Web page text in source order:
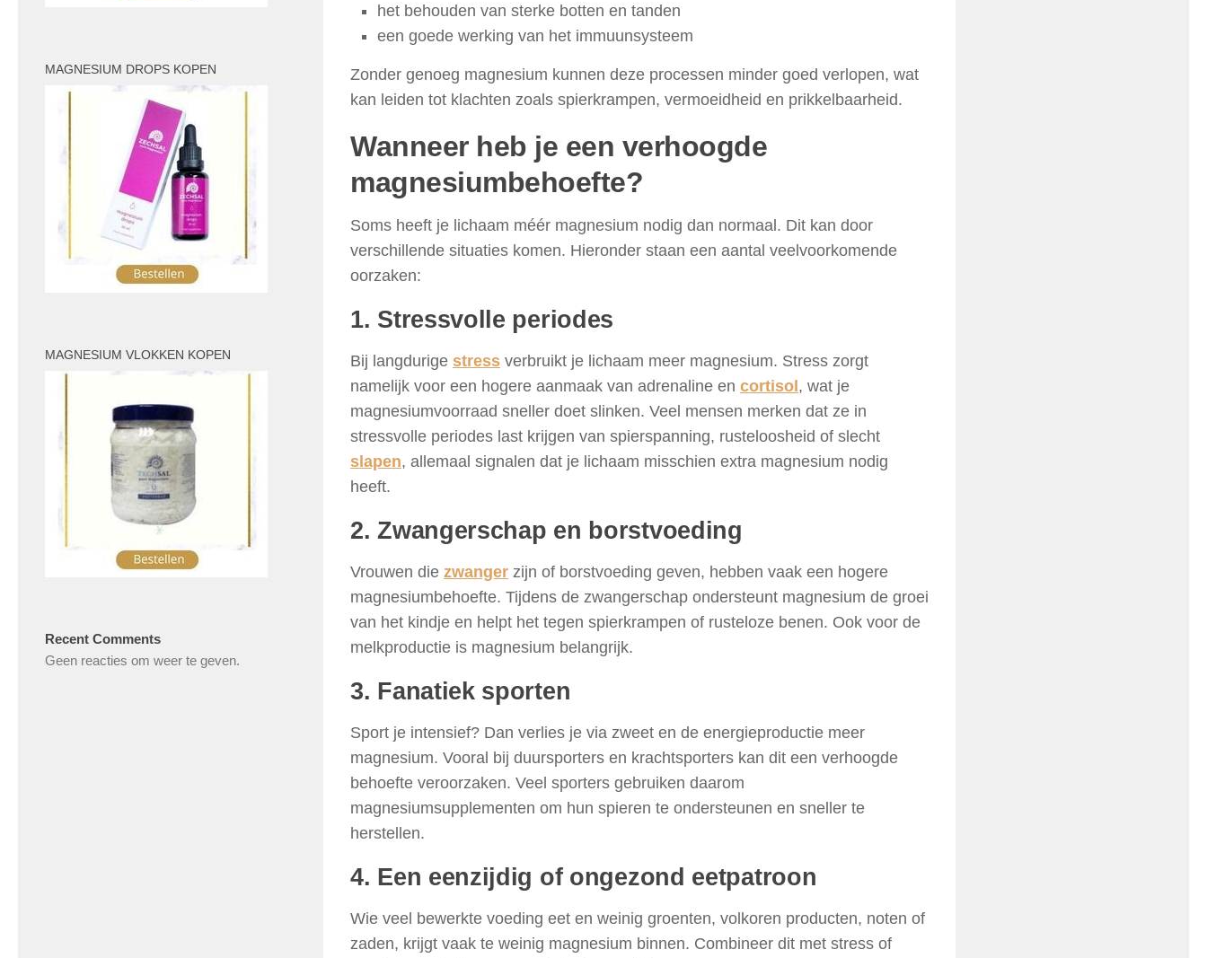
het behouden van sterke botten en tanden
een goede werking van het immuunsysteem
Zonder genoeg magnesium kunnen deze processen minder goed verlopen, wat
kan leiden tot klachten zoals spierkrampen, vermoeidheid en prikkelbaarheid.
Wanneer heb je een verhoogde
magnesiumbehoefte?
Soms heeft je lichaam méér magnesium nodig dan normaal. Dit kan door
verschillende situaties komen. Hieronder staan een aantal veelvoorkomende
oorzaken:
1. Stressvolle periodes
Bij langdurige stress verbruikt je lichaam meer magnesium. Stress zorgt
namelijk voor een hogere aanmaak van adrenaline en cortisol, wat je
magnesiumvoorraad sneller doet slinken. Veel mensen merken dat ze in
stressvolle periodes last krijgen van spierspanning, rusteloosheid of slecht
slapen, allemaal signalen dat je lichaam misschien extra magnesium nodig
heeft.
2. Zwangerschap en borstvoeding
Vrouwen die zwanger zijn of borstvoeding geven, hebben vaak een hogere
magnesiumbehoefte. Tijdens de zwangerschap ondersteunt magnesium de groei
van het kindje en helpt het tegen spierkrampen of rusteloze benen. Ook voor de
melkproductie is magnesium belangrijk.
3. Fanatiek sporten
Sport je intensief? Dan verlies je via zweet en de energieproductie meer
magnesium. Vooral bij duursporters en krachtsporters kan dit een verhoogde
behoefte veroorzaken. Veel sporters gebruiken daarom
magnesiumsupplementen om hun spieren te ondersteunen en sneller te
herstellen.
4. Een eenzijdig of ongezond eetpatroon
Wie veel bewerkte voeding eet en weinig groenten, volkoren producten, noten of
zaden, krijgt vaak te weinig magnesium binnen. Combineer dit met stress of
MAGNESIUM DROPS KOPEN
MAGNESIUM VLOKKEN KOPEN
Recent Comments
Geen reacties om weer te geven.